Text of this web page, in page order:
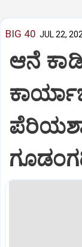
BIG 40 JUL 22,
ಆನೆ